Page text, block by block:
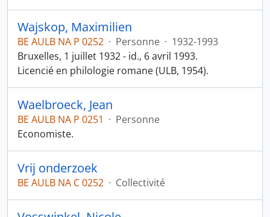
Wajskop, Maximilien
BE AULB NA P 0252 · Personne · 1932-1993
Bruxelles, 1 juillet 1932 - id., 6 avril 1993.
Licencié en philologie romane (ULB, 1954).
Waelbroeck, Jean
BE AULB NA P 0251 · Personne
Economiste.
Vrij onderzoek
BE AULB NA C 0252 · Collectivité